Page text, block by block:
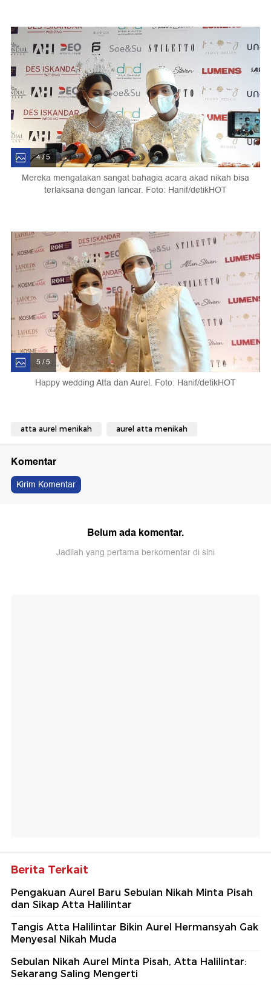
4 / 5
Mereka mengatakan sangat bahagia acara akad nikah bisa
terlaksana dengan lancar. Foto: Hanif/detikHOT
5 / 5
Happy wedding Atta dan Aurel. Foto: Hanif/detikHOT
atta aurel menikah aurel atta menikah
Komentar
Kirim Komentar
Belum ada komentar.
Jadilah yang pertama berkomentar di sini
Berita Terkait
Pengakuan Aurel Baru Sebulan Nikah Minta Pisah
dan Sikap Atta Halilintar
Tangis Atta Halilintar Bikin Aurel Hermansyah Gak
Menyesal Nikah Muda
Sebulan Nikah Aurel Minta Pisah, Atta Halilintar:
Sekarang Saling Mengerti